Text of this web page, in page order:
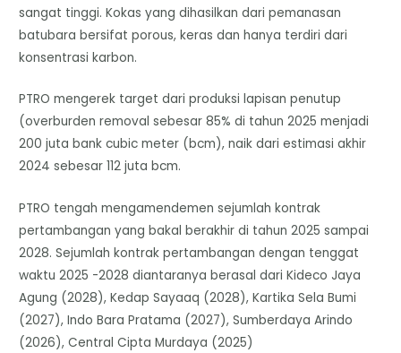
sangat tinggi. Kokas yang dihasilkan dari pemanasan
batubara bersifat porous, keras dan hanya terdiri dari
konsentrasi karbon.
PTRO mengerek target dari produksi lapisan penutup
(overburden removal sebesar 85% di tahun 2025 menjadi
200 juta bank cubic meter (bcm), naik dari estimasi akhir
2024 sebesar 112 juta bcm.
PTRO tengah mengamendemen sejumlah kontrak
pertambangan yang bakal berakhir di tahun 2025 sampai
2028. Sejumlah kontrak pertambangan dengan tenggat
waktu 2025 -2028 diantaranya berasal dari Kideco Jaya
Agung (2028), Kedap Sayaaq (2028), Kartika Sela Bumi
(2027), Indo Bara Pratama (2027), Sumberdaya Arindo
(2026), Central Cipta Murdaya (2025)